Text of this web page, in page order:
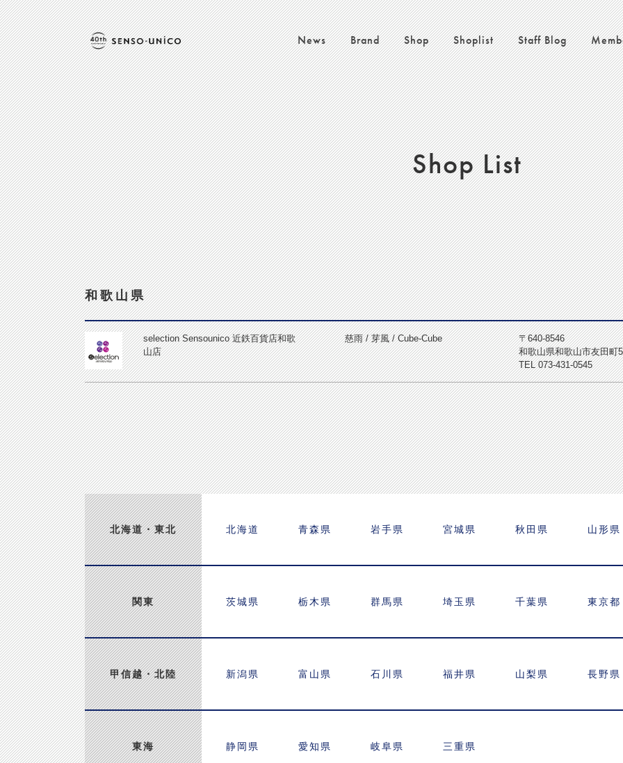
News Brand Shop Shoplist Staff Blog
Shop List
和歌山県
selection Sensounico 近鉄百貨店和歌
山店
慈雨 / 芽風 / Cube-Cube
〒640-8546
和歌山県和歌山市友田町
TEL 073-431-0545
北海道・東北 北海道 青森県 岩手県 宮城県 秋田県 山形県
関東 茨城県 栃木県 群馬県 埼玉県 千葉県 東京都
甲信越・北陸 新潟県 富山県 石川県 福井県 山梨県 長野県
東海 静岡県 愛知県 岐阜県 三重県